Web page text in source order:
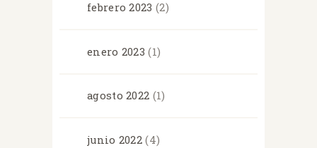
febrero2023 (2)
enero 2023 (1)
agosto2022 (1)
junio 2022 (4)